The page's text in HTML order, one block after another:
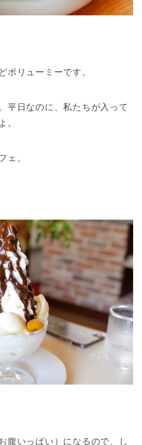
ボリューミーです。
平日なのに、私たちが入って
。
ェ。
腹いっぱい）になるので、し